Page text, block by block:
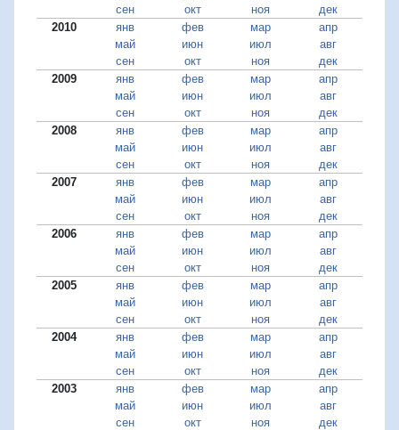
сен
окт ноя
дек
2010
янв фев мар
апр
май
июн июл
авг
сен
окт ноя
дек
2009
янв фев мар
апр
май
июн июл
авг
сен
окт ноя
дек
2008
янв фев мар
апр
май
июн июл
авг
сен
окт ноя
дек
2007
янв фев мар
апр
май
июн июл
авг
сен
окт ноя
дек
2006
янв фев мар
апр
май
июн июл
авг
сен
окт ноя
дек
2005
янв фев мар
апр
май
июн июл
авг
сен
окт ноя
дек
2004
янв фев мар
апр
май
июн июл
авг
сен
окт ноя
дек
2003
янв фев мар
апр
май
июн июл
авг
сен
окт ноя
дек